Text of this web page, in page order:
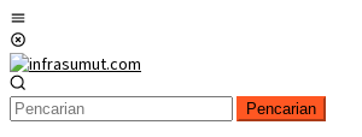
Loncat
ke
konten
Pencarian